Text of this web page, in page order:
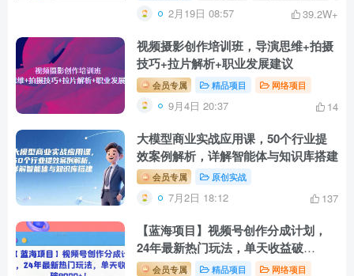
2月19日 08:57 39.2W+
视频摄影创作培训班，导演思维+拍摄
技巧+拉片解析+职业发展建议
会员专属 精品项目 网络项目
9月4日 20:37 14
大模型商业实战应用课，50个行业提
效案例解析，详解智能体与知识库搭建
会员专属 原创实战
7月2日 18:12 137
【蓝海项目】视频号创作分成计划，
24年最新热门玩法，单天收益破
8000+！
会员专属 精品项目 网络项目